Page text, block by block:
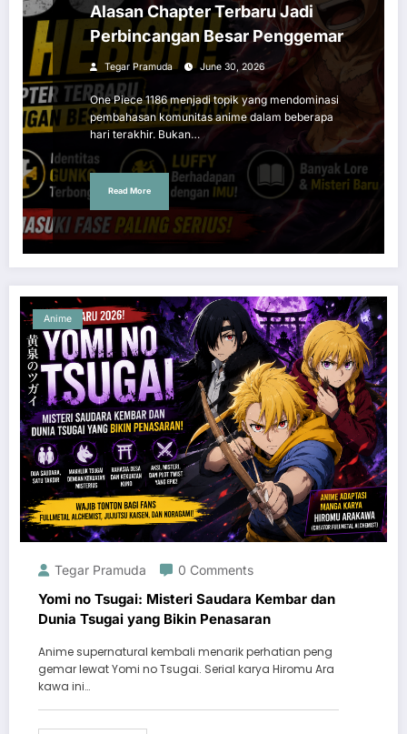
Alasan Chapter Terbaru Jadi
Perbincangan Besar Penggemar
Tegar Pramuda June 30, 2026
One Piece 1186 menjadi topik yang mendominasi
pembahasan komunitas anime dalam beberapa
hari terakhir. Bukan…
Read More
Anime
Tegar Pramuda 0 Comments
Yomi no Tsugai: Misteri Saudara Kembar dan
Dunia Tsugai yang Bikin Penasaran
Anime supernatural kembali menarik perhatian peng
gemar lewat Yomi no Tsugai. Serial karya Hiromu Ara
kawa ini…